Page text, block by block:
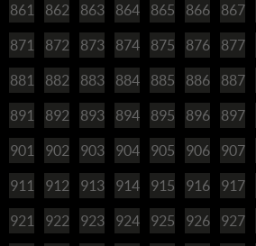
861 862 863 864 865 866 867
871 872 873 874 875 876 877
881 882 883 884 885 886 887
891 892 893 894 895 896 897
901 902 903 904 905 906 907
911 912 913 914 915 916 917
921 922 923 924 925 926 927